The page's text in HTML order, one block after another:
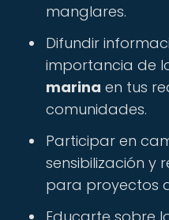
manglares.
Difundir
importancia de
marina en tus
comunidades.
Participar en
sensibilización y
para proyectos